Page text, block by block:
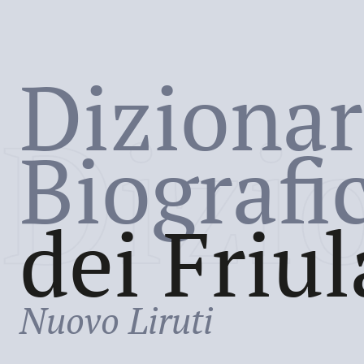
dei
Nuovo Liruti